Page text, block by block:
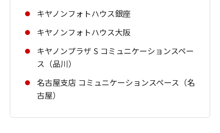
キヤノンフォトハウス銀座
キヤノンフォトハウス大阪
キヤノンプラザ S コミュニケーションスペー
ス（品川）
名古屋支店 コミュニケーションスペース（名
古屋）